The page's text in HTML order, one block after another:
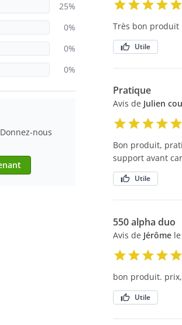
25%
0%
0%
0%
nous
Très bon produit
Utile
Pratique
Avis de Julien
Bon produit,
support avant
Utile
550 alpha duo
Avis de Jérôme le
bon produit.
Utile